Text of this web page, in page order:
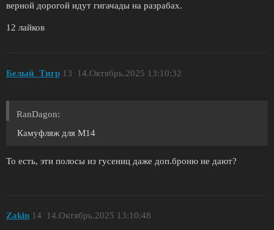
верной дорогой идут гигачады на разрабах.
12 лайков
Белый_Tигр 14.Октябрь.2025 13:10:32
13
RanDagon:
Камуфляж для M14
То есть, эти полосы из гусениц даже доп.броню не дают?
Zakin 14.Октябрь.2025 13:10:48
14